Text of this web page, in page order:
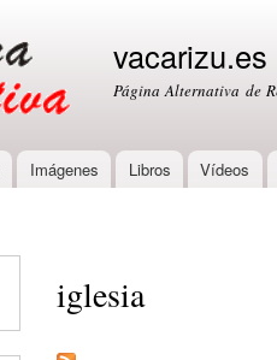
vacarizu.es
Página Alternativa de
Imágenes Libros Vídeos
iglesia